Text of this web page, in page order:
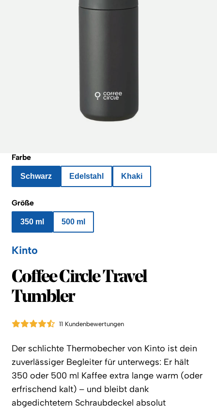
Farbe
Schwarz Edelstahl Khaki
Größe
350 ml 500 ml
Kinto
Kinto
Coffee Circle Travel
Tumbler
11 Kundenbewertungen
Der schlichte Thermobecher von Kinto ist dein
zuverlässiger Begleiter für unterwegs: Er hält
350 oder 500 ml Kaffee extra lange warm (oder
erfrischend kalt) – und bleibt dank
abgedichtetem Schraubdeckel absolut